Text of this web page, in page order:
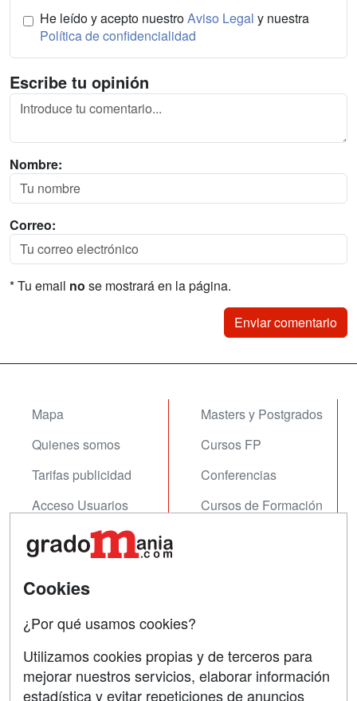
He leído y acepto nuestroAviso Legal y nuestra
Política de confidencialidad
Escribe tu opinión
Nombre:
Correo:
* Tu email no se mostrará en la página.
Mapa
Quienes somos
Tarifas publicidad
Acceso Usuarios
Acceso Centros
Masters y Postgrados
Cursos FP
Conferencias
Cursos de Formación
Contactar
Copyleft
Cookies
¿Por qué usamos cookies?
Utilizamos cookies propias y de terceros para
mejorar nuestros servicios, elaborar información
estadística y evitar repeticiones de anuncios